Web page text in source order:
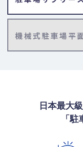
日本最大
「